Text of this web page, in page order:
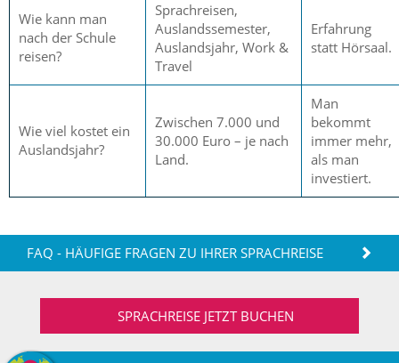
Wie kann man
nach der Schule
reisen?
Sprachreisen,
Auslandssemester,
Auslandsjahr, Work &
Travel
Erfahrung
statt Hörsaal.
Wie viel kostet ein
Auslandsjahr?
Zwischen 7.000 und
30.000 Euro – je nach
Land.
Man
bekommt
immer mehr,
als man
investiert.
FAQ - HÄUFIGE FRAGEN ZU IHRER SPRACHREISE
SPRACHREISE JETZT BUCHEN